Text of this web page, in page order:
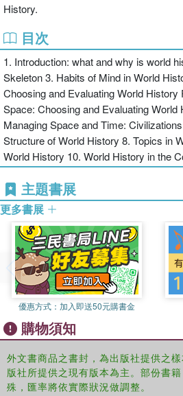
Why has world history been
Written by one of the founders of the
major issues including time, place,
and more, this book is both an ideal
and an important statement about the
the field.
History.
目次
1. Introduction: what and why is world
Skeleton 3. Habits of Mind in World
Choosing and Evaluating World History
Space: Choosing and Evaluating World
Managing Space and Time:
Structure of World History 8. Topics in
World History 10. World History in the
主題書展
更多書展
優惠方式： 加入即送50元購書金
購物須知
外文書商品之書封，為出版社提供之
版社所提供之現有版本為主。部份書
殊，匯率將依實際狀況做調整。